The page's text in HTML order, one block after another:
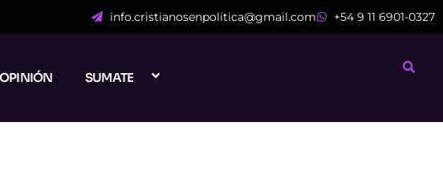
info.cristianosenpolitica@gmail.com +54 9 11 6901-0327
OPINIÓN SUMATE